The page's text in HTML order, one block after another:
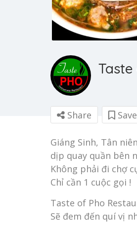
Share Save
Giáng Sinh, Tân
dịp quay quần bên
Không phải đi chợ
Chỉ cần 1 cuộc gọi !
Taste of Pho
Sẽ đem đến quí vị